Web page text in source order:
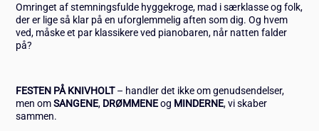
Omringet af stemningsfulde hyggekroge, mad i særklasse og folk,
der er lige så klar på en uforglemmelig aften som dig. Og hvem
ved, måske et par klassikere ved pianobaren, når natten falder
på?
FESTEN PÅ KNIVHOLT– handler det ikke om genudsendelser,
men omSANGENE, DRØMMENEog MINDERNE, vi skaber
sammen.